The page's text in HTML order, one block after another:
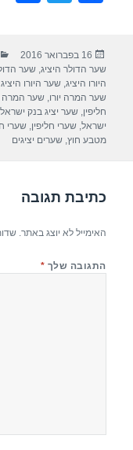
e
b
o
o
er
e
פורסם
בתאריך
16 בפברואר 2016
שער הדולר היציג,שער
היורו היציג,שער היורו
שער המרה יורו,שער המרה
חליפין,שער יציג בנק ישראל
ישראל,שערי חליפין,שערי
מטבע חוץ,שערים יציגים
כתיבת תגובה
האימייל לא יוצג באתר.
התגובה שלך *